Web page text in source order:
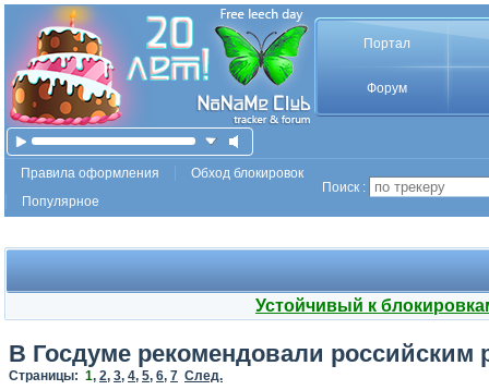
Портал
Форум
Правила оформления
Обход блокировок
Популярное
Поиск :
Устойчивый к
В Госдуме рекомендовали российским
Страницы: 1, 2, 3, 4, 5, 6, 7 След.